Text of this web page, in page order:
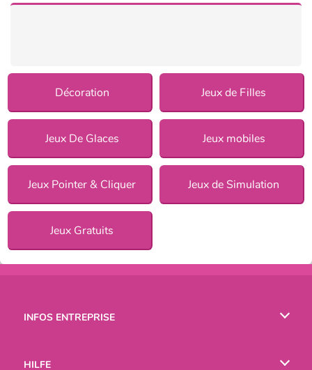
Décoration Jeux de Filles
Jeux De Glaces Jeux mobiles
Jeux Pointer & Cliquer Jeux de Simulation
Jeux Gratuits
INFOS ENTREPRISE
HILFE